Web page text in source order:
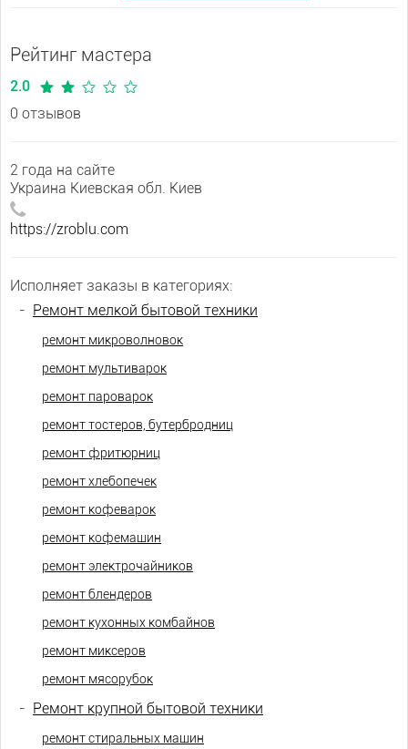
Рейтинг мастера
2.0
0 отзывов
2 года на сайте
Украина Киевская обл. Киев
https://zroblu.com
Исполняет заказы в категориях:
- Ремонт мелкой бытовой техники
ремонт микроволновок
ремонт мультиварок
ремонт пароварок
ремонт тостеров, бутербродниц
ремонт фритюрниц
ремонт хлебопечек
ремонт кофеварок
ремонт кофемашин
ремонт электрочайников
ремонт блендеров
ремонт кухонных комбайнов
ремонт миксеров
ремонт мясорубок
- Ремонт крупной бытовой техники
ремонт стиральных машин